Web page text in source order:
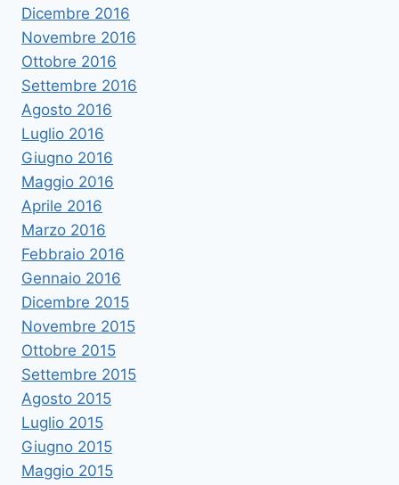
Dicembre 2016
Novembre 2016
Ottobre 2016
Settembre 2016
Agosto 2016
Luglio 2016
Giugno 2016
Maggio 2016
Aprile 2016
Marzo 2016
Febbraio 2016
Gennaio 2016
Dicembre 2015
Novembre 2015
Ottobre 2015
Settembre 2015
Agosto 2015
Luglio 2015
Giugno 2015
Maggio 2015